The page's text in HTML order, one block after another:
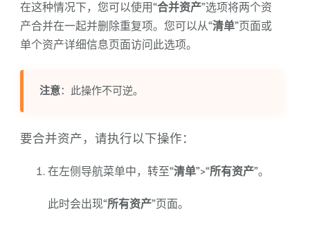
在这种情况下，您可以使用“合并资产”选项将两个资
产合并在一起并删除重复项。您可以从“清单”页面或
单个资产详细信息页面访问此选项。
注意：此操作不可逆。
要合并资产，请执行以下操作：
在左侧导航菜单中，转至“清单”>“所有资产”。
此时会出现“所有资产”页面。